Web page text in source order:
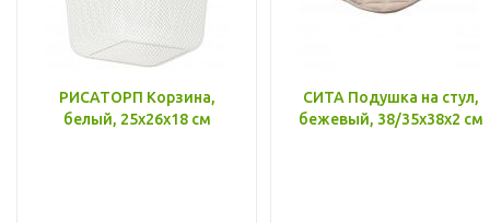
РИСАТОРП Корзина,
белый, 25x26x18 см
СИТА Подушка на стул,
бежевый, 38/35x38x2 см